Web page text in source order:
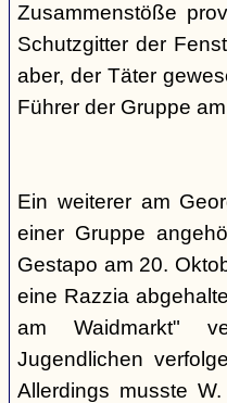
Zusammenstöße
Schutzgitter der
aber, der Täter
Führer der Gruppe
Ein weiterer am
einer Gruppe
Gestapo am 20.
eine Razzia
am Waidmarkt"
Jugendlichen
Allerdings musste